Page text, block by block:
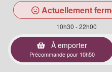
Actuellement
10h30 - 22h00
À emporter
Précommande pour 10h50